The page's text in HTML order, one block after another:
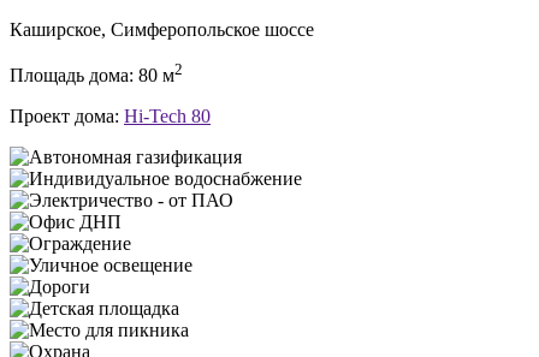
Каширское, Симферопольское шоссе
Площадь дома: 80 м2
Проект дома: Hi-Tech 80